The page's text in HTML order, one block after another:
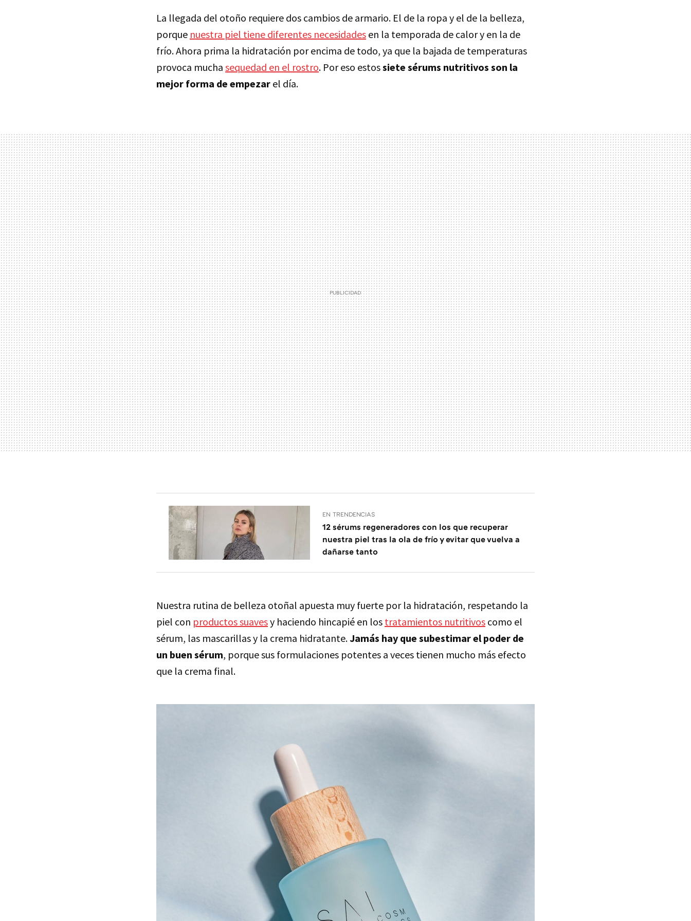
La llegada del otoño requiere dos cambios de armario. El de la ropa y el de la belleza,
porque nuestra piel tiene diferentes necesidades en la temporada de calor y en la de
frío. Ahora prima la hidratación por encima de todo, ya que la bajada de temperaturas
provoca mucha sequedad en el rostro. Por eso estossiete sérums nutritivos son la
mejor forma de empezar el día.
EN TRENDENCIAS
12 sérums regeneradores con los que recuperar
nuestra piel tras la ola de frío y evitar que vuelva a
dañarse tanto
Nuestra rutina de belleza otoñal apuesta muy fuerte por la hidratación, respetando la
piel con productos suavesy haciendo hincapié en los tratamientos nutritivos como el
sérum, las mascarillas y la crema hidratante.Jamás hay que subestimar el poder de
un buen sérum, porque sus formulaciones potentes a veces tienen mucho más efecto
que la crema final.